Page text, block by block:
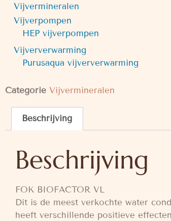
Vijvermineralen
Vijverpompen
HEP vijverpompen
Vijververwarming
Purusaqua vijververwarming
Categorie Vijvermineralen
Beschrijving
Beschrijving
FOK BIOFACTOR VL
Dit is de meest verkochte water
heeft verschillende positieve